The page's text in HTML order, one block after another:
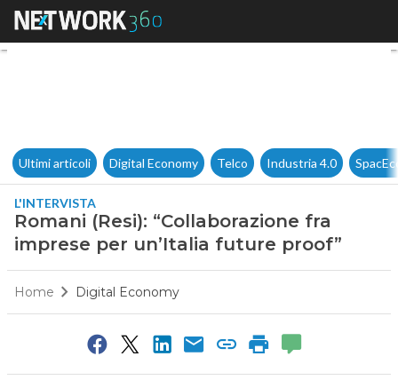
Romani (Resi):
Ultimi articoli Digital Economy Telco Industria 4.0
L'INTERVISTA
Romani (Resi): “Collaborazione fra
imprese per un’Italia future proof”
Home Digital Economy